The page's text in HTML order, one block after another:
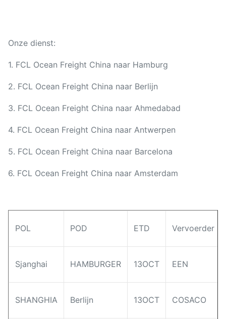
Onze dienst:
1. FCL Ocean Freight China naar Hamburg
2. FCL Ocean Freight China naar Berlijn
3. FCL Ocean Freight China naar Ahmedabad
4. FCL Ocean Freight China naar Antwerpen
5. FCL Ocean Freight China naar Barcelona
6. FCL Ocean Freight China naar Amsterdam
POL POD ETD Vervoerder
Sjanghai HAMBURGER 13OCT EEN
SHANGHIA Berlijn 13OCT COSACO